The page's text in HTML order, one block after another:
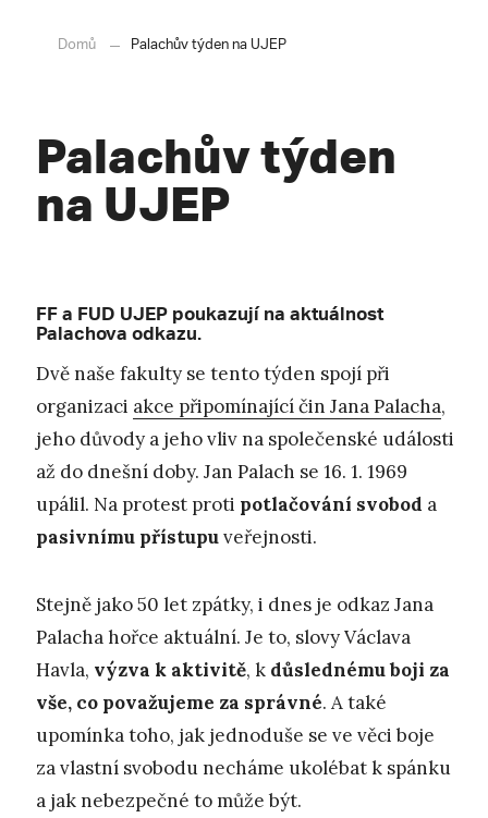
Domů Palachův týden na UJEP
Palachův týden
na UJEP
FF a FUD UJEP poukazují na aktuálnost
Palachova odkazu.
Dvě naše fakulty se tento týden spojí při
organizaci akce připomínající čin Jana Palacha,
jeho důvody a jeho vliv na společenské události
až do dnešní doby. Jan Palach se 16. 1. 1969
upálil. Na protest proti potlačování svobod a
pasivnímu přístupuveřejnosti.
Stejně jako 50 let zpátky, i dnes je odkaz Jana
Palacha hořce aktuální. Je to, slovy Václava
Havla, výzva k aktivitě, k důslednému boji za
vše, co považujeme za správné. A také
upomínka toho, jak jednoduše se ve věci boje
za vlastní svobodu necháme ukolébat k spánku
a jak nebezpečné to může být.